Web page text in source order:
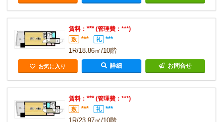
賃料： ***(管理費：***)
敷 *** 礼
***
1R/18.86㎡/10階
お気に入り 詳細 お問合せ
賃料： ***(管理費：***)
敷 *** 礼
***
1R/23.97㎡/10階